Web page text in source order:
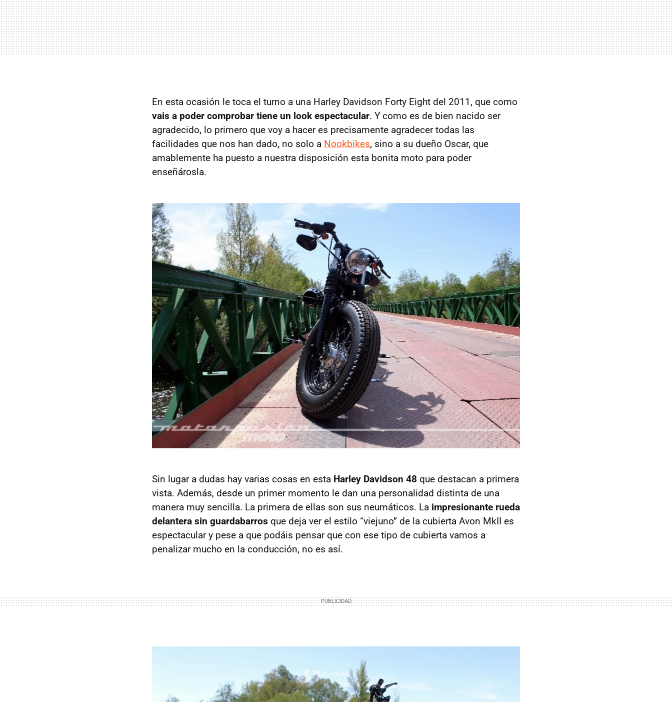
En esta ocasión le toca el turno a una Harley Davidson Forty Eight del 2011, que como
vais a poder comprobar tiene un look espectacular. Y como es de bien nacido ser
agradecido, lo primero que voy a hacer es precisamente agradecer todas las
facilidades que nos han dado, no solo a Nookbikes, sino a su dueño Oscar, que
amablemente ha puesto a nuestra disposición esta bonita moto para poder
enseñárosla.
Sin lugar a dudas hay varias cosas en esta Harley Davidson 48 que destacan a primera
vista. Además, desde un primer momento le dan una personalidad distinta de una
manera muy sencilla. La primera de ellas son sus neumáticos. La impresionante rueda
delantera sin guardabarros que deja ver el estilo “viejuno” de la cubierta Avon MkII es
espectacular y pese a que podáis pensar que con ese tipo de cubierta vamos a
penalizar mucho en la conducción, no es así.